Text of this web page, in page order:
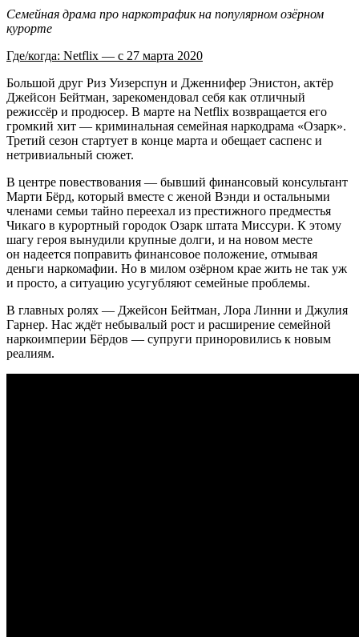
Семейная драма про наркотрафик на популярном озёрном
курорте
Где/когда: Netflix — с 27 марта 2020
Большой друг Риз Уизерспун и Дженнифер Энистон, актёр
Джейсон Бейтман, зарекомендовал себя как отличный
режиссёр и продюсер. В марте на Netflix возвращается его
громкий хит — криминальная семейная наркодрама «Озарк».
Третий сезон стартует в конце марта и обещает саспенс и
нетривиальный сюжет.
В центре повествования — бывший финансовый консультант
Марти Бёрд, который вместе с женой Вэнди и остальными
членами семьи тайно переехал из престижного предместья
Чикаго в курортный городок Озарк штата Миссури. К этому
шагу героя вынудили крупные долги, и на новом месте
он надеется поправить финансовое положение, отмывая
деньги наркомафии. Но в милом озёрном крае жить не так уж
и просто, а ситуацию усугубляют семейные проблемы.
В главных ролях — Джейсон Бейтман, Лора Линни и Джулия
Гарнер. Нас ждёт небывалый рост и расширение семейной
наркоимперии Бёрдов — супруги приноровились к новым
реалиям.